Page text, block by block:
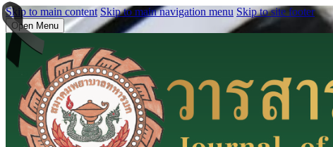
Skip to main content Skip to main navigation menu Skip to site footer
Open Menu